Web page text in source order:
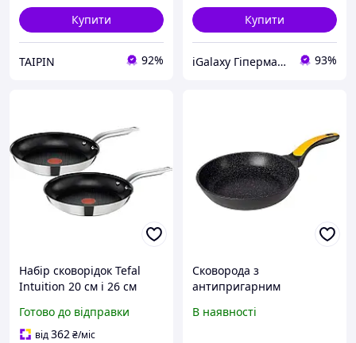
Купити
TAIPIN 92%
Купити
iGalaxy Гіпермаркет подарунків 93%
Набір сковорідок Tefal
Intuition 20 см і 26 см
посуд
Готово до відправки
від362₴/міс
Сковорода з
антипригарним
24 см (24074I)
В наявності